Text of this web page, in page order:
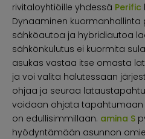
rivitaloyhtiöille yhdessä Perific
Dynaaminen kuormanhallinta
sähköautoa ja hybridiautoa
sähkönkulutus ei kuormita
asukas vastaa itse omasta
ja voi valita halutessaan
ohjaa ja seuraa
voidaan ohjata tapahtumaan
on edullisimmillaan. amina S
hyödyntämään asunnon